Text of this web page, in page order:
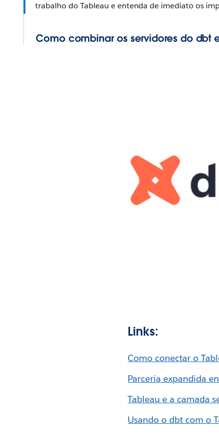
trabalho do Tableau e entenda de imediato os
Como combinar os servidores do dbt
Links:
Como conectar o
Parceria expandida
Tableau e a camada
Usando o dbt com o